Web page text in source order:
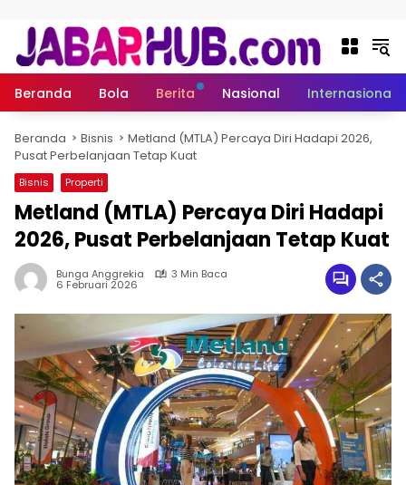
Beranda Bola Berita Nasional Internasional
Beranda Bisnis
Metland (MTLA) Percaya Diri Hadapi 2026,
Pusat Perbelanjaan Tetap Kuat
Bisnis Properti
Metland (MTLA) Percaya Diri Hadapi
2026, Pusat Perbelanjaan Tetap Kuat
Bunga Anggrekia 3 Min Baca
6 Februari 2026